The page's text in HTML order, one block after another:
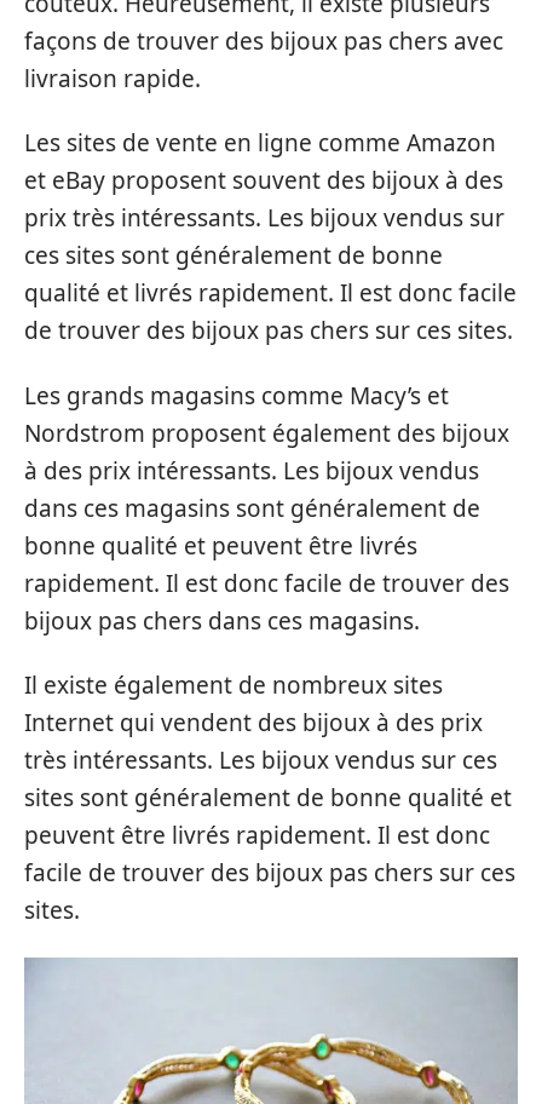
façons de trouver des bijoux pas chers avec
livraison rapide.
Les sites de vente en ligne comme Amazon
et eBay proposent souvent des bijoux à des
prix très intéressants. Les bijoux vendus sur
ces sites sont généralement de bonne
qualité et livrés rapidement. Il est donc facile
de trouver des bijoux pas chers sur ces sites.
Les grands magasins comme Macy’s et
Nordstrom proposent également des bijoux
à des prix intéressants. Les bijoux vendus
dans ces magasins sont généralement de
bonne qualité et peuvent être livrés
rapidement. Il est donc facile de trouver des
bijoux pas chers dans ces magasins.
Il existe également de nombreux sites
Internet qui vendent des bijoux à des prix
très intéressants. Les bijoux vendus sur ces
sites sont généralement de bonne qualité et
peuvent être livrés rapidement. Il est donc
facile de trouver des bijoux pas chers sur ces
sites.